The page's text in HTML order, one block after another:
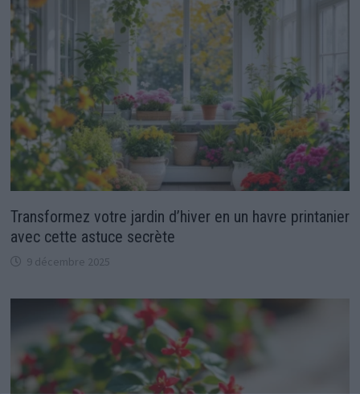
Transformez votre jardin d’hiver en un havre printanier
avec cette astuce secrète
9 décembre 2025